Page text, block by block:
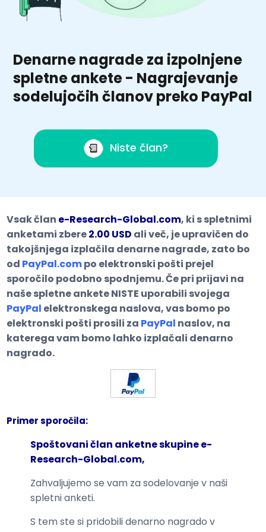
Denarne nagrade za izpolnjene
spletne ankete - Nagrajevanje
sodelujočih članov preko PayPal
Niste član?
Vsak član e-Research-Global.com, ki s spletnimi
anketami zbere2.00 USD ali več, je upravičen do
takojšnjega izplačila denarne nagrade, zato bo
od PayPal.compo elektronski pošti prejel
sporočilo podobno spodnjemu. Če pri prijavi na
naše spletne ankete NISTE uporabili svojega
PayPal elektronskega naslova, vas bomo po
elektronski pošti prosili za PayPal naslov, na
katerega vam bomo lahko izplačali denarno
nagrado.
Primer sporočila:
Spoštovani član anketne skupine e-
Research-Global.com,
Zahvaljujemo se vam za sodelovanje v naši
spletni anketi.
S tem ste si pridobili denarno nagrado v